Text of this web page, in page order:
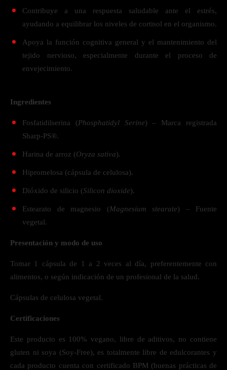
Contribuye a una respuesta saludable ante el estrés,
ayudando a equilibrar los niveles de cortisol en el organismo.
Apoya la función cognitiva general y el mantenimiento del
tejido nervioso, especialmente durante el proceso de
envejecimiento.
Ingredientes
Fosfatidilserina (Phosphatidyl Serine) – Marca registrada
Sharp-PS®.
Harina de arroz (Oryza sativa).
Hipromelosa (cápsula de celulosa).
Dióxido de silicio (Silicon dioxide).
Estearato de magnesio (Magnesium stearate) – Fuente
vegetal.
Presentación y modo de uso
Tomar 1 cápsula de 1 a 2 veces al día, preferentemente con
alimentos, o según indicación de un profesional de la salud.
Cápsulas de celulosa vegetal.
Certificaciones
Este producto es 100% vegano, libre de aditivos, no contiene
gluten ni soya (Soy-Free), es totalmente libre de edulcorantes y
cada producto cuenta con certificado BPM (buenas prácticas de